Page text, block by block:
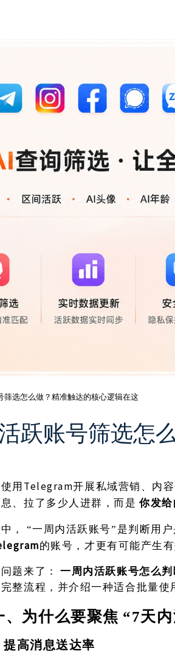
筛选怎么做？精准触达的核心逻辑在这
跃账号筛选怎
用 Telegram开展私域营销、内
、拉了多少人进群，而是你发给
， “一周内活跃账号”是判断用
的账号，才更有可能产生
题来了：一周内活跃账号怎么
整流程，并介绍一种适合批量使
、为什么要聚焦 “7天
提高消息送达率